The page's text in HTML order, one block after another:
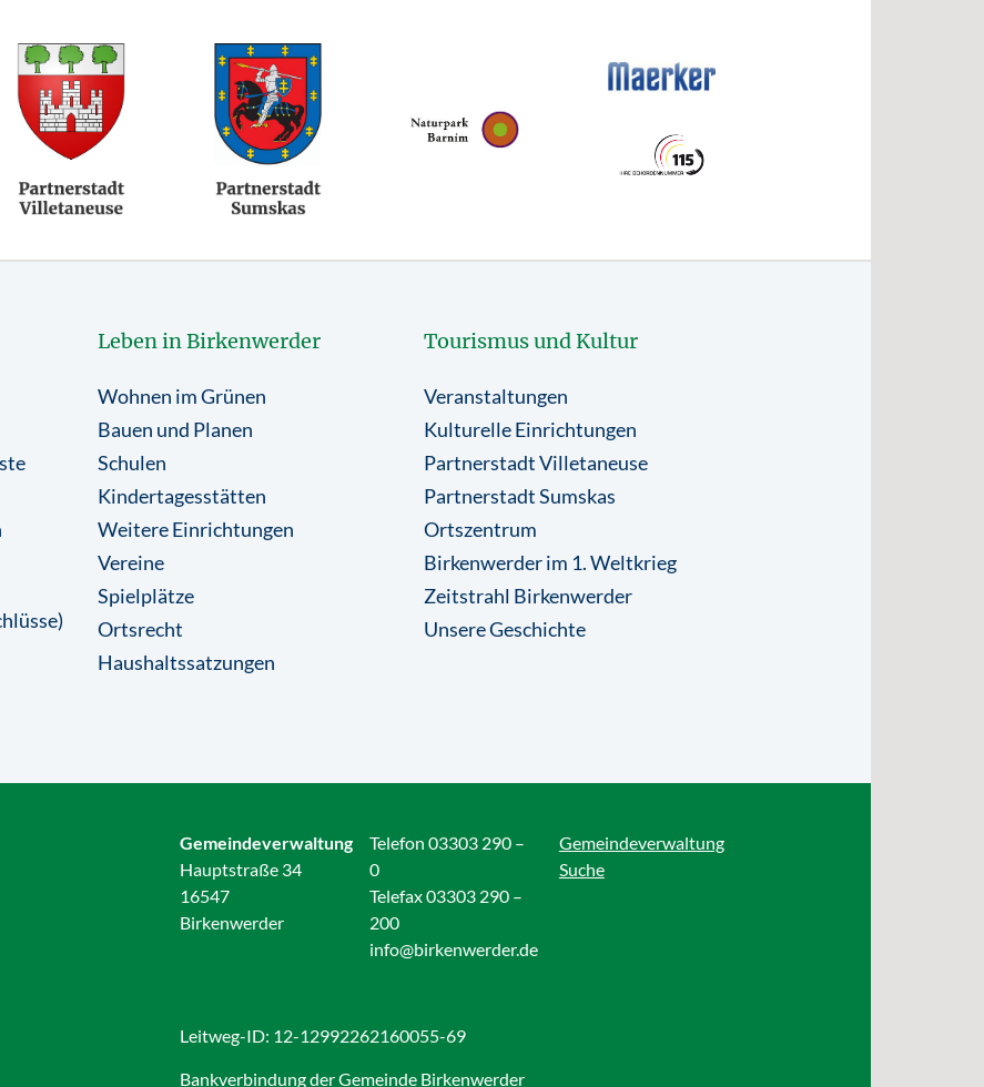
Leben in Birkenwerder
Wohnen im Grünen
Bauen und Planen
Schulen
Kindertagesstätten
Weitere Einrichtungen
Vereine
Spielplätze
Ortsrecht
Haushaltssatzungen
Tourismus und Kultur
Veranstaltungen
Kulturelle Einrichtungen
Partnerstadt Villetaneuse
Partnerstadt Sumskas
Ortszentrum
Birkenwerder im 1. Weltkrieg
Zeitstrahl Birkenwerder
Unsere Geschichte
Gemeindeverwaltung
Hauptstraße 34
16547
Birkenwerder
Telefon 03303 290 –
0
Telefax 03303 290 –
200
info@birkenwerder.de
Gemeindeverwaltung
Suche
Leitweg-ID: 12-12992262160055-69
Bankverbindung der Gemeinde Birkenwerder